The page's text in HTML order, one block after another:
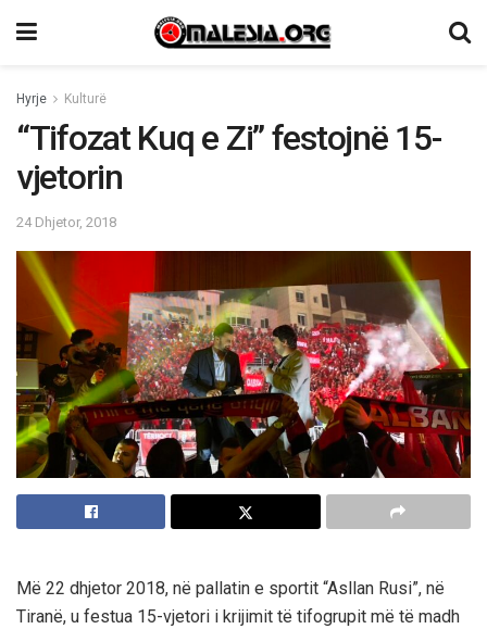
Hyrje Kulturë
“Tifozat Kuq e Zi” festojnë 15-
vjetorin
24 Dhjetor, 2018
Më 22 dhjetor 2018, në pallatin e sportit “Asllan Rusi”, në
Tiranë, u festua 15-vjetori i krijimit të tifogrupit më të madh